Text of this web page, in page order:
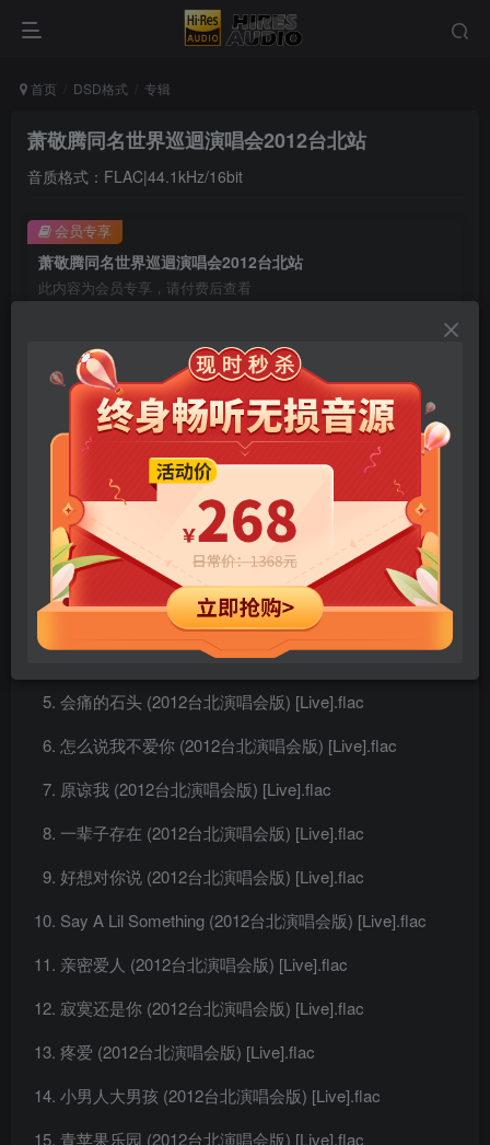
首页 DSD格式 专辑
萧敬腾同名世界巡迴演唱会2012台北站
音质格式：FLAC|44.1kHz/16bit
萧敬腾同名世界巡迴演唱会2012台北站
此内容为会员专享，请付费后查看
9.9 99
年卡会员 免费 永久会员
立即购买
您当前未登录！建议登陆后购买，可保存购买订单
会员专享
狂想曲 (2012台北演唱会版) [Live].flac
白蛇传 (2012台北演唱会版) [Live].flac
离开地球表面 (2012台北演唱会版) [Live].flac
征服 (2012台北演唱会版) [Live].flac
会痛的石头 (2012台北演唱会版) [Live].flac
怎么说我不爱你 (2012台北演唱会版) [Live].flac
原谅我 (2012台北演唱会版) [Live].flac
一辈子存在 (2012台北演唱会版) [Live].flac
好想对你说 (2012台北演唱会版) [Live].flac
Say A Lil Something (2012台北演唱会版) [Live].flac
亲密爱人 (2012台北演唱会版) [Live].flac
寂寞还是你 (2012台北演唱会版) [Live].flac
疼爱 (2012台北演唱会版) [Live].flac
小男人大男孩 (2012台北演唱会版) [Live].flac
青苹果乐园 (2012台北演唱会版) [Live].flac